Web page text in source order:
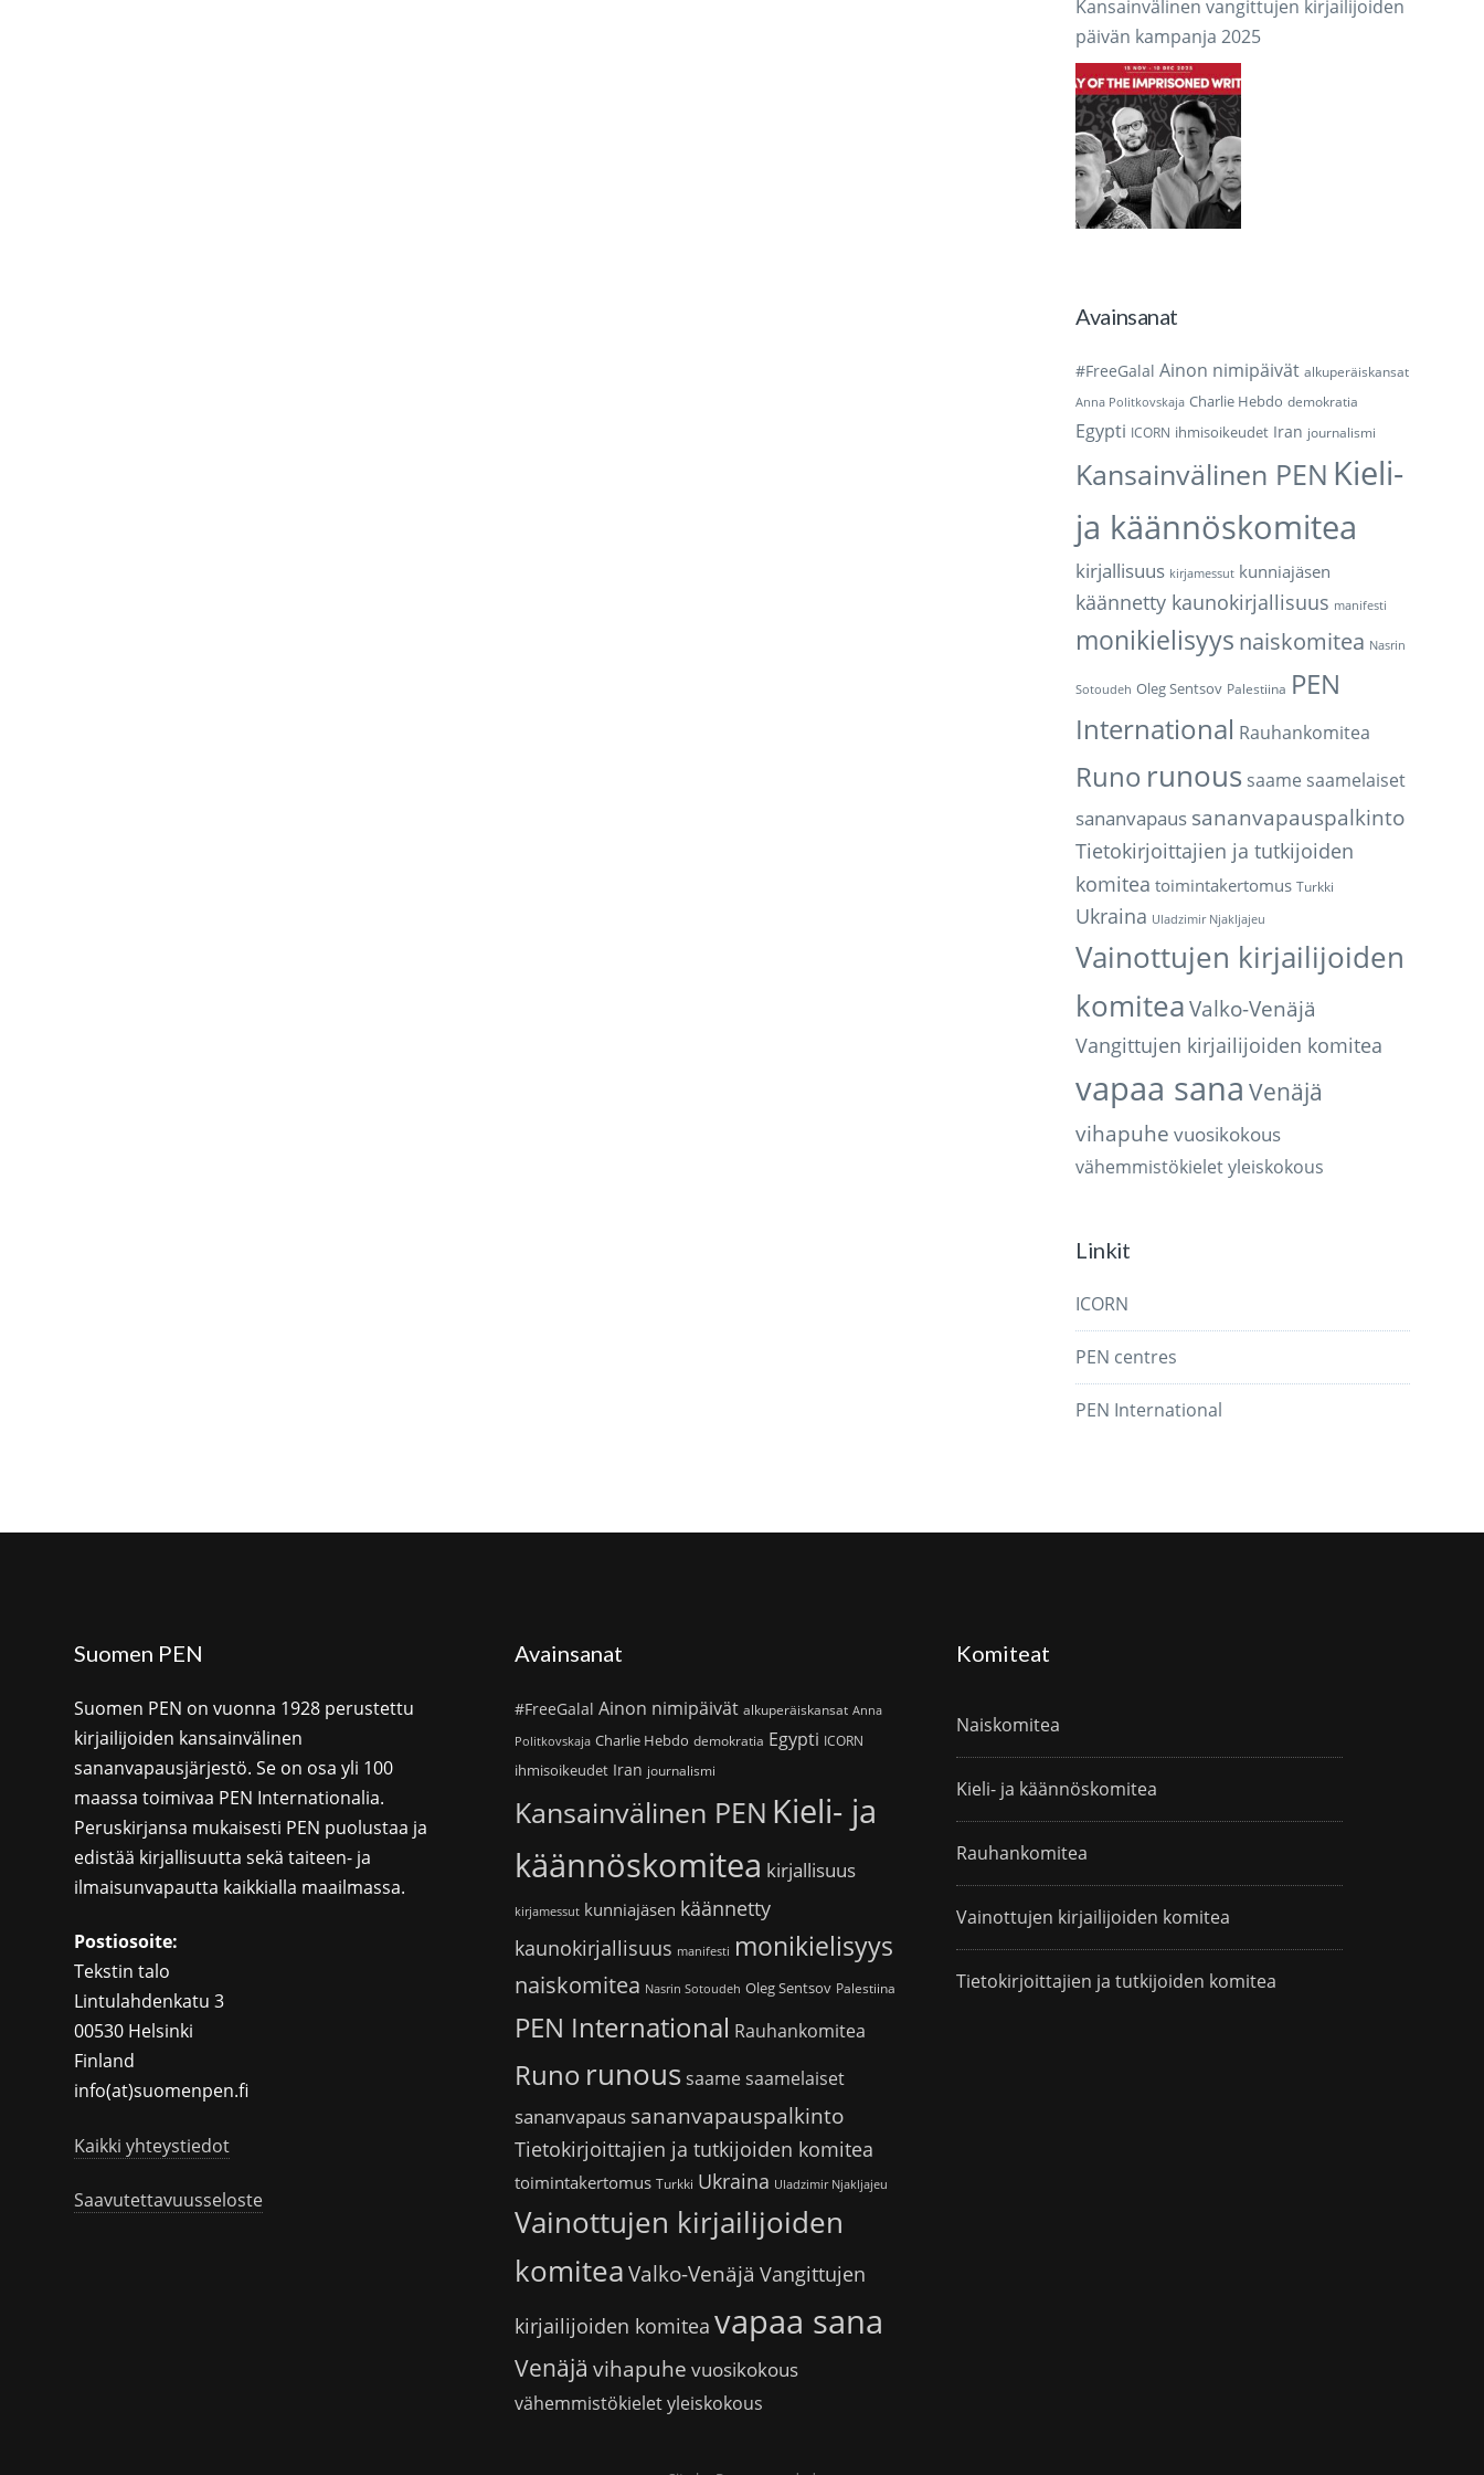
Kansainvälinen vangittujen kirjailijoiden
päivän kampanja 2025
Avainsanat
#FreeGalal Ainon nimipäivät alkuperäiskansat
Anna Politkovskaja Charlie Hebdo demokratia
Egypti ICORN ihmisoikeudet Iran journalismi
Kansainvälinen PEN Kieli-
ja käännöskomitea
kirjallisuus kirjamessut kunniajäsen
käännetty kaunokirjallisuus manifesti
monikielisyys naiskomitea Nasrin
Sotoudeh Oleg Sentsov Palestiina PEN
International Rauhankomitea
Runo runous saame saamelaiset
sananvapaus sananvapauspalkinto
Tietokirjoittajien ja tutkijoiden
komitea toimintakertomus Turkki
Ukraina Uladzimir Njakljajeu
Vainottujen kirjailijoiden
komitea Valko-Venäjä
Vangittujen kirjailijoiden komitea
vapaa sana Venäjä
vihapuhe vuosikokous
vähemmistökieletyleiskokous
Linkit
ICORN
PEN centres
PEN International
Suomen PEN
Suomen PEN on vuonna 1928 perustettu
kirjailijoiden kansainvälinen
sananvapausjärjestö. Se on osa yli 100
maassa toimivaa PEN Internationalia.
Peruskirjansa mukaisesti PEN puolustaa ja
edistää kirjallisuutta sekä taiteen- ja
ilmaisunvapautta kaikkialla maailmassa.
Postiosoite:
Tekstin talo
Lintulahdenkatu 3
00530 Helsinki
Finland
info(at)suomenpen.fi
Kaikki yhteystiedot
Saavutettavuusseloste
Avainsanat
#FreeGalal Ainon nimipäivät alkuperäiskansat Anna
Politkovskaja Charlie Hebdo demokratia Egypti ICORN
ihmisoikeudet Iran journalismi
Kansainvälinen PEN Kieli- ja
käännöskomitea kirjallisuus
kirjamessut kunniajäsen käännetty
kaunokirjallisuus manifesti monikielisyys
naiskomitea Nasrin Sotoudeh Oleg Sentsov Palestiina
PEN International Rauhankomitea
Runo runoussaamesaamelaiset
sananvapaus sananvapauspalkinto
Tietokirjoittajien ja tutkijoiden komitea
toimintakertomus Turkki Ukraina Uladzimir Njakljajeu
Vainottujen kirjailijoiden
komitea Valko-Venäjä Vangittujen
kirjailijoiden komitea vapaa sana
Venäjä vihapuhe vuosikokous
vähemmistökieletyleiskokous
Komiteat
Naiskomitea
Kieli- ja käännöskomitea
Rauhankomitea
Vainottujen kirjailijoiden komitea
Tietokirjoittajien ja tutkijoiden komitea